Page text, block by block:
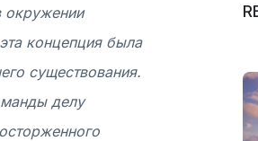
окружении
концепция была
существования.
делу